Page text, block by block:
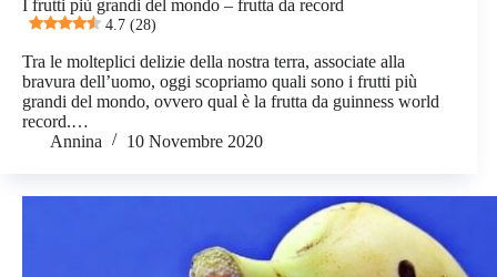
I frutti più grandi del mondo – frutta da record
4.7 (28)
Tra le molteplici delizie della nostra terra, associate alla
bravura dell’uomo, oggi scopriamo quali sono i frutti più
grandi del mondo, ovvero qual è la frutta da guinness world
record.…
Annina
10 Novembre 2020